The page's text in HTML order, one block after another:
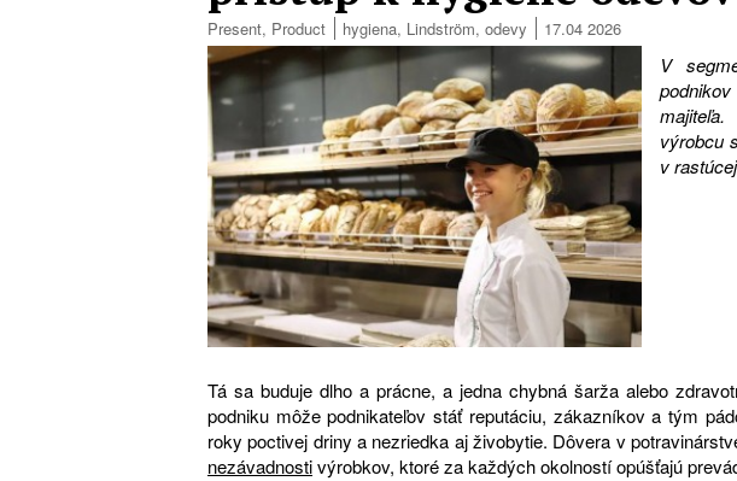
Present, Product hygiena, Lindström, odevy 17.04 2026
V
výrobcu
v
Tá sa buduje dlho a prácne, a jedna chybná šarža alebo
podniku môže podnikateľov stáť reputáciu, zákazníkov a tým
roky poctivej driny a nezriedka aj živobytie. Dôvera v
nezávadnostivýrobkov, ktoré za každých okolností opúšťajú